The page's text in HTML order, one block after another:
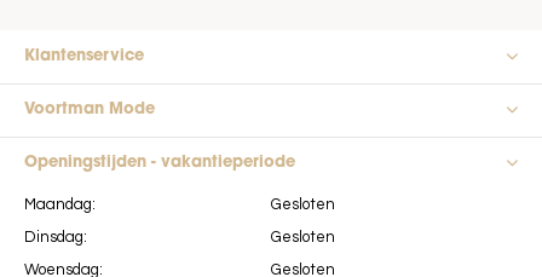
Klantenservice
Voortman Mode
Openingstijden - vakantieperiode
Maandag:
Dinsdag:
Woensdag:
Gesloten
Gesloten
Gesloten